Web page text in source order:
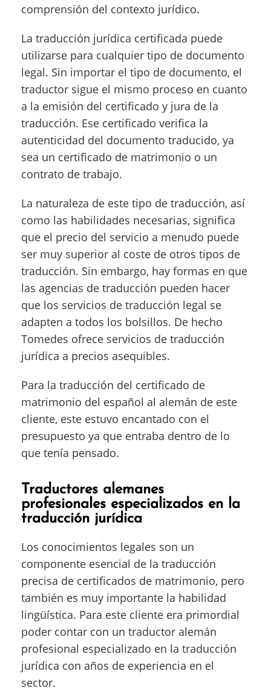
comprensión del contexto jurídico.
La traducción jurídica certificada puede
utilizarse para cualquier tipo de documento
legal. Sin importar el tipo de documento, el
traductor sigue el mismo proceso en cuanto
a la emisión del certificado y jura de la
traducción. Ese certificado verifica la
autenticidad del documento traducido, ya
sea un certificado de matrimonio o un
contrato de trabajo.
La naturaleza de este tipo de traducción, así
como las habilidades necesarias, significa
que el precio del servicio a menudo puede
ser muy superior al coste de otros tipos de
traducción. Sin embargo, hay formas en que
las agencias de traducción pueden hacer
que los servicios de traducción legal se
adapten a todos los bolsillos. De hecho
Tomedes ofrece servicios de traducción
jurídica a precios asequibles.
Para la traducción del certificado de
matrimonio del español al alemán de este
cliente, este estuvo encantado con el
presupuesto ya que entraba dentro de lo
que tenía pensado.
Traductores alemanes
profesionales especializados en la
traducción jurídica
Los conocimientos legales son un
componente esencial de la traducción
precisa de certificados de matrimonio, pero
también es muy importante la habilidad
lingüística. Para este cliente era primordial
poder contar con un traductor alemán
profesional especializado en la traducción
jurídica con años de experiencia en el
sector.